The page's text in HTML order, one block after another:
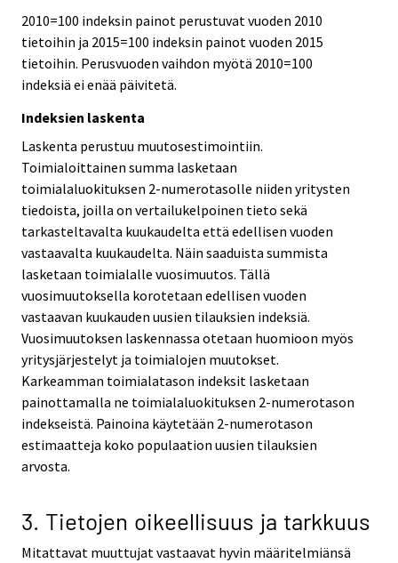
2010=100 indeksin painot perustuvat vuoden 2010
tietoihin ja 2015=100 indeksin painot vuoden 2015
tietoihin. Perusvuoden vaihdon myötä 2010=100
indeksiä ei enää päivitetä.
Indeksien laskenta
Laskenta perustuu muutosestimointiin.
Toimialoittainen summa lasketaan
toimialaluokituksen 2-numerotasolle niiden yritysten
tiedoista, joilla on vertailukelpoinen tieto sekä
tarkasteltavalta kuukaudelta että edellisen vuoden
vastaavalta kuukaudelta. Näin saaduista summista
lasketaan toimialalle vuosimuutos. Tällä
vuosimuutoksella korotetaan edellisen vuoden
vastaavan kuukauden uusien tilauksien indeksiä.
Vuosimuutoksen laskennassa otetaan huomioon myös
yritysjärjestelyt ja toimialojen muutokset.
Karkeamman toimialatason indeksit lasketaan
painottamalla ne toimialaluokituksen 2-numerotason
indekseistä. Painoina käytetään 2-numerotason
estimaatteja koko populaation uusien tilauksien
arvosta.
3. Tietojen oikeellisuus ja tarkkuus
Mitattavat muuttujat vastaavat hyvin määritelmiänsä